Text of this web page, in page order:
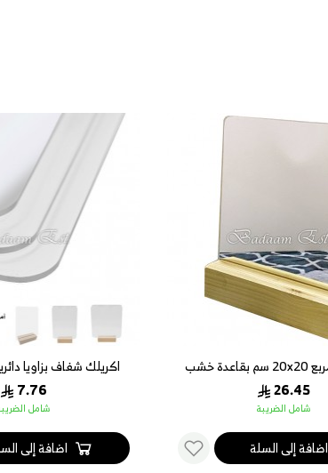
مرايا زجاج مربع 20x20 سم بقاعدة خشب
20 سم
26.45
شامل الضريبة
اضافة إلى السلة
اكريلك شفاف بزاويا
مقاسات
7.76
شامل
اضافة إلى